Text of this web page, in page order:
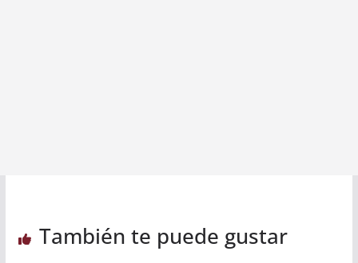
También te puede gustar